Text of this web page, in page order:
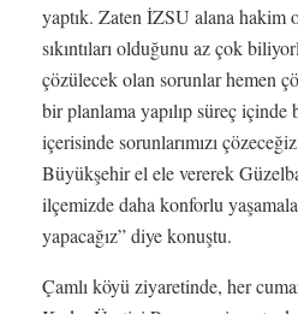
yaptık. Zaten İZSU alana hakim
sıkıntıları olduğunu az çok
çözülecek olan sorunlar hemen
bir planlama yapılıp süreç
içerisinde sorunlarımızı
Büyükşehir el ele vererek
ilçemizde daha konforlu
yapacağız” diye konuştu.
Çamlı köyü ziyaretinde, her